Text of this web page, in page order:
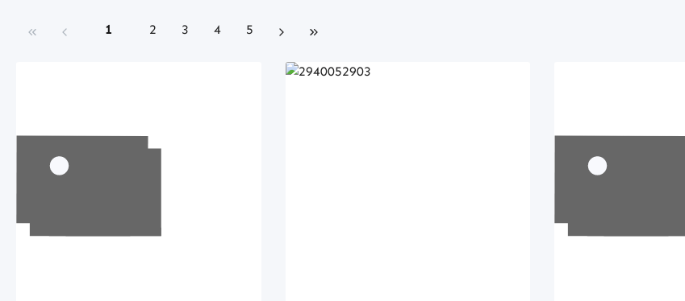
Seite
1 Seite
2 Seite
3 Seite
4 Seite
5